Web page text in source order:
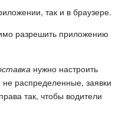
так и в браузере.
разрешить приложению
нужно настроить
не распределенные, заявки
так, чтобы водители